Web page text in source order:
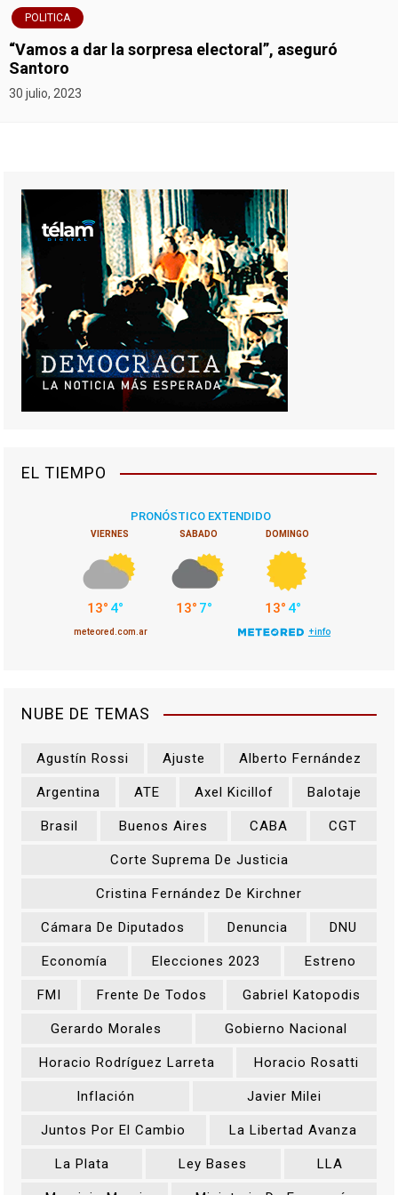
POLITICA
“Vamos a dar la sorpresa electoral”, aseguró
Santoro
30 julio, 2023
EL TIEMPO
NUBE DE TEMAS
Agustín Rossi Ajuste Alberto Fernández
Argentina ATE Axel Kicillof Balotaje
Brasil Buenos Aires CABA CGT
Corte Suprema De Justicia
Cristina Fernández De Kirchner
Cámara De Diputados Denuncia DNU
Economía Elecciones 2023 Estreno
FMI Frente De Todos Gabriel Katopodis
Gerardo Morales Gobierno Nacional
Horacio Rodríguez Larreta Horacio Rosatti
Inflación Javier Milei
Juntos Por El Cambio La Libertad Avanza
La Plata Ley Bases LLA